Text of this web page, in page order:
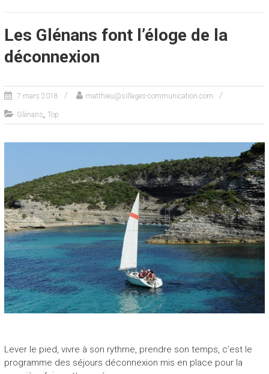
Les Glénans font l’éloge de la
déconnexion
7 mars 2018 matthieu@sillages-communication.com
Glénans, Top
Lever le pied, vivre à son rythme, prendre son temps, c’est le
programme des séjours déconnexion mis en place pour la